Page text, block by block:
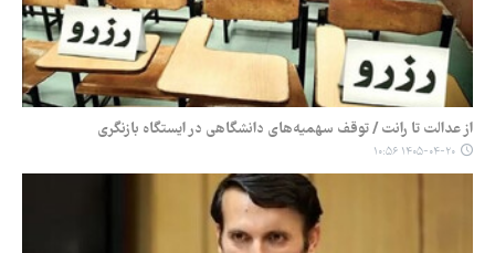
از عدالت تا رانت / توقف سهمیه‌های دانشگاهی در ایستگاه بازنگری
۱۴۰۵-۰۴-۲۰ ۱۰:۵۶